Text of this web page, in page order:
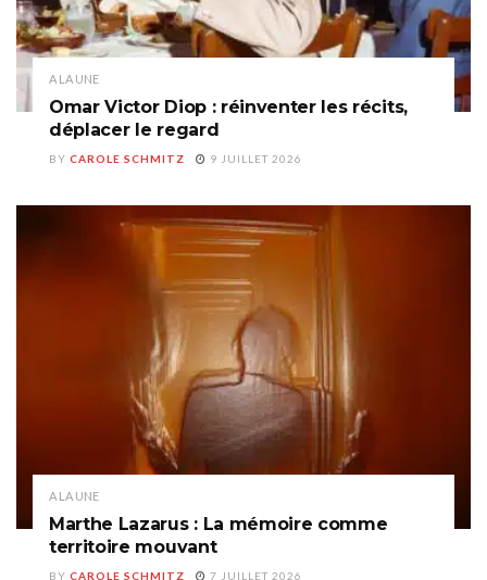
A LA UNE
Omar Victor Diop : réinventer les récits,
déplacer le regard
BY CAROLE SCHMITZ 9 JUILLET 2026
A LA UNE
Marthe Lazarus : La mémoire comme
territoire mouvant
BY CAROLE SCHMITZ 7 JUILLET 2026